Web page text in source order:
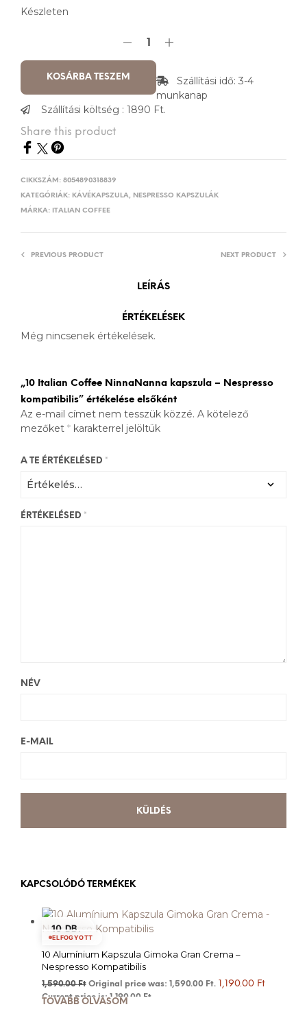
Készleten
KOSÁRBA TESZEM
Szállítási idő: 3-4
munkanap
Szállítási költség : 1890 Ft.
Share this product
CIKKSZÁM: 8054890318839
KATEGÓRIÁK: KÁVÉKAPSZULA, NESPRESSO KAPSZULÁK
MÁRKA: ITALIAN COFFEE
PREVIOUS PRODUCT NEXT PRODUCT
LEÍRÁS
ÉRTÉKELÉSEK
Még nincsenek értékelések.
„10 Italian Coffee NinnaNanna kapszula – Nespresso
kompatibilis” értékelése elsőként
Az e-mail címet nem tesszük közzé. A kötelező
mezőket * karakterrel jelöltük
A TE ÉRTÉKELÉSED *
ÉRTÉKELÉSED *
NÉV
E-MAIL
KAPCSOLÓDÓ TERMÉKEK
10 DB.
ELFOGYOTT
10 Alumínium Kapszula Gimoka Gran Crema –
Nespresso Kompatibilis
1,590.00Ft Original price was: 1,590.00 Ft. 1,190.00 Ft
Current price is: 1,190.00 Ft.
TOVÁBB OLVASOM